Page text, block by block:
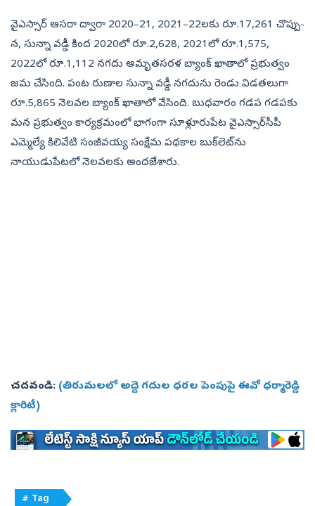
వైఎస్సార్‌ ఆసరా ద్వారా 2020–21, 2021–22లకు రూ.17,261 చొప్పు­
న, సున్నా వడ్డీ కింద 2020లో రూ.2,628, 2021లో రూ.1,575,
2022లో రూ.1,112 నగదు అమృతసరళ బ్యాంక్‌ ఖాతాలో ప్రభు­త్వం
జమ చేసింది. పంట రుణాల సున్నా వడ్డీ నగదును రెండు విడతలుగా
రూ.5,865 నెలవల బ్యాంక్‌ ఖాతాలో వేసింది. బుధవారం గడప గడపకు
మన ప్రభుత్వం కార్యక్రమంలో భాగంగా సూళ్లూరుపేట వైఎస్సార్‌సీపీ
ఎమ్మెల్యే కిలివేటి సంజీవయ్య సంక్షేమ పథకాల బుక్‌లెట్‌ను
నాయుడుపేటలో నెలవలకు అందజేశారు.
చదవండి: (తిరుమలలో అద్దె గదుల ధరల పెంపుపై ఈవో ధర్మారెడ్డి
క్లారిటీ)
# Tag